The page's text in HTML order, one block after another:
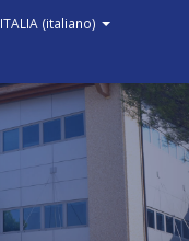
ITALIA (italiano)